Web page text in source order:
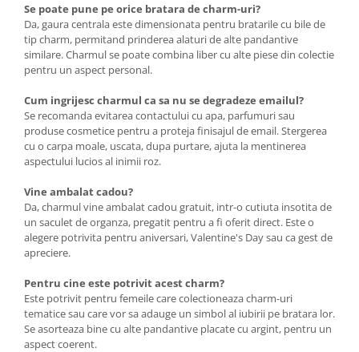
Se poate pune pe orice bratara de charm-uri?
Da, gaura centrala este dimensionata pentru bratarile cu bile de
tip charm, permitand prinderea alaturi de alte pandantive
similare. Charmul se poate combina liber cu alte piese din colectie
pentru un aspect personal.
Cum ingrijesc charmul ca sa nu se degradeze emailul?
Se recomanda evitarea contactului cu apa, parfumuri sau
produse cosmetice pentru a proteja finisajul de email. Stergerea
cu o carpa moale, uscata, dupa purtare, ajuta la mentinerea
aspectului lucios al inimii roz.
Vine ambalat cadou?
Da, charmul vine ambalat cadou gratuit, intr-o cutiuta insotita de
un saculet de organza, pregatit pentru a fi oferit direct. Este o
alegere potrivita pentru aniversari, Valentine's Day sau ca gest de
apreciere.
Pentru cine este potrivit acest charm?
Este potrivit pentru femeile care colectioneaza charm-uri
tematice sau care vor sa adauge un simbol al iubirii pe bratara lor.
Se asorteaza bine cu alte pandantive placate cu argint, pentru un
aspect coerent.